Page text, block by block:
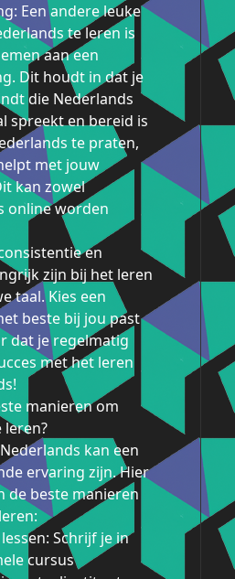
Een andere leuke
te leren is
aan een
Dit houdt in dat je
die Nederlands
spreekt en bereid is
te praten,
met jouw
kan zowel
online worden
en
zijn bij het leren
taal. Kies een
beste bij jou past
dat je regelmatig
met het leren
manieren om
leren?
kan een
ervaring zijn. Hier
de beste manieren
Schrijf je in
cursus